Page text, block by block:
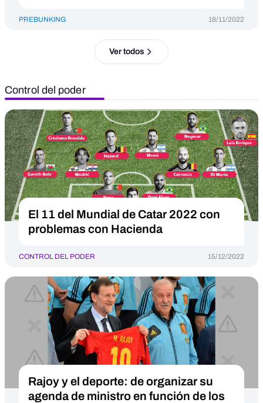
PREBUNKING 18/11/2022
Ver todos
Control del poder
El 11 del Mundial de Catar 2022 con
problemas con Hacienda
CONTROL DEL PODER 15/12/2022
Rajoy y el deporte: de organizar su
agenda de ministro en función de los